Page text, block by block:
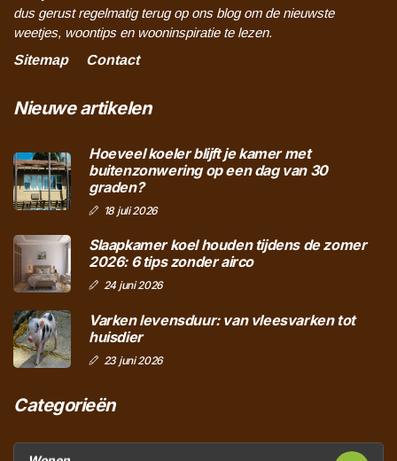
dus gerust regelmatig terug op ons blog om de nieuwste
weetjes, woontips en wooninspiratie te lezen.
Sitemap
Contact
Nieuwe artikelen
Hoeveel koeler blijft je kamer met
buitenzonwering op een dag van 30
graden?
18 juli 2026
Slaapkamer koel houden tijdens de zomer
2026: 6 tips zonder airco
24 juni 2026
Varken levensduur: van vleesvarken tot
huisdier
23 juni 2026
Categorieën